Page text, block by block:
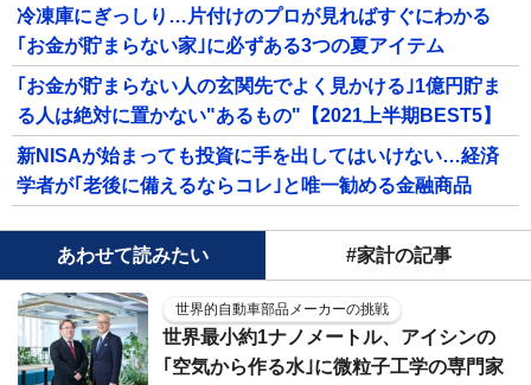
冷凍庫にぎっしり…片付けのプロが見ればすぐにわかる
｢お金が貯まらない家｣に必ずある3つの夏アイテム
｢お金が貯まらない人の玄関先でよく見かける｣1億円貯ま
る人は絶対に置かない"あるもの"【2021上半期BEST5】
新NISAが始まっても投資に手を出してはいけない…経済
学者が｢老後に備えるならコレ｣と唯一勧める金融商品
あわせて読みたい #家計の記事
世界的自動車部品メーカーの挑戦
世界最小約1ナノメートル、アイシンの
｢空気から作る水｣に微粒子工学の専門家